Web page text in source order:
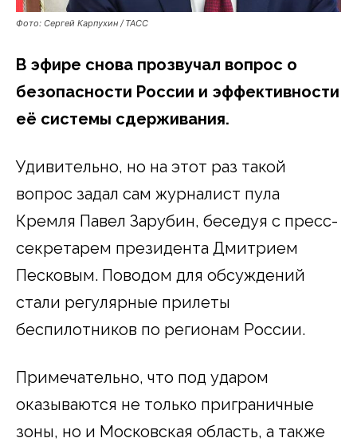
Фото: Сергей Карпухин / ТАСС
В эфире снова прозвучал вопрос о
безопасности России и эффективности
её системы сдерживания.
Удивительно, но на этот раз такой
вопрос задал сам журналист пула
Кремля Павел Зарубин, беседуя с пресс-
секретарем президента Дмитрием
Песковым. Поводом для обсуждений
стали регулярные прилеты
беспилотников по регионам России.
Примечательно, что под ударом
оказываются не только приграничные
зоны, но и Московская область, а также